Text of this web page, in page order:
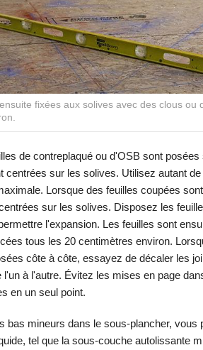
fixées aux solives avec des clous ou
de contreplaqué ou d'OSB sont
centrées sur les solives. Utilisez autant
Lorsque des feuilles coupées
sur les solives. Disposez les
l'expansion. Les feuilles sont
tous les 20 centimètres environ.
côte à côte, essayez de décaler les
l'un à l'autre. Évitez les mises en page
en un seul point.
bas mineurs dans le sous-plancher,
tel que la sous-couche autolissante